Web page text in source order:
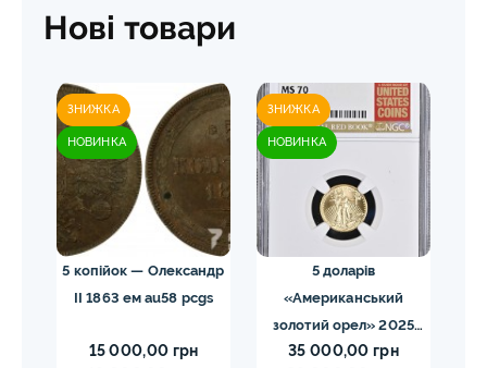
Нові товари
ЗНИЖКА
НОВИНКА
5 копійок — Олександр
II 1863 ем au58 pcgs
15 000,00 грн
ЗНИЖКА
НОВИНКА
5 доларів
«Американський
золотий орел» 2025
MS70 NGC орел тип2
35 000,00 грн